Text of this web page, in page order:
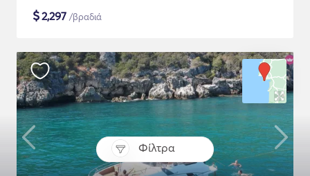
Φίλτρα
$2,297 /βραδιά